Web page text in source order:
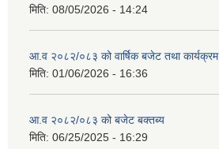
मिति: 08/05/2026 - 14:24
आ.व २०८२/०८३ को वार्षिक बजेट तथा कार्यक्रम
मिति: 01/06/2026 - 16:36
आ.व २०८२/०८३ को बजेट बक्तब्य
मिति: 06/25/2025 - 16:29